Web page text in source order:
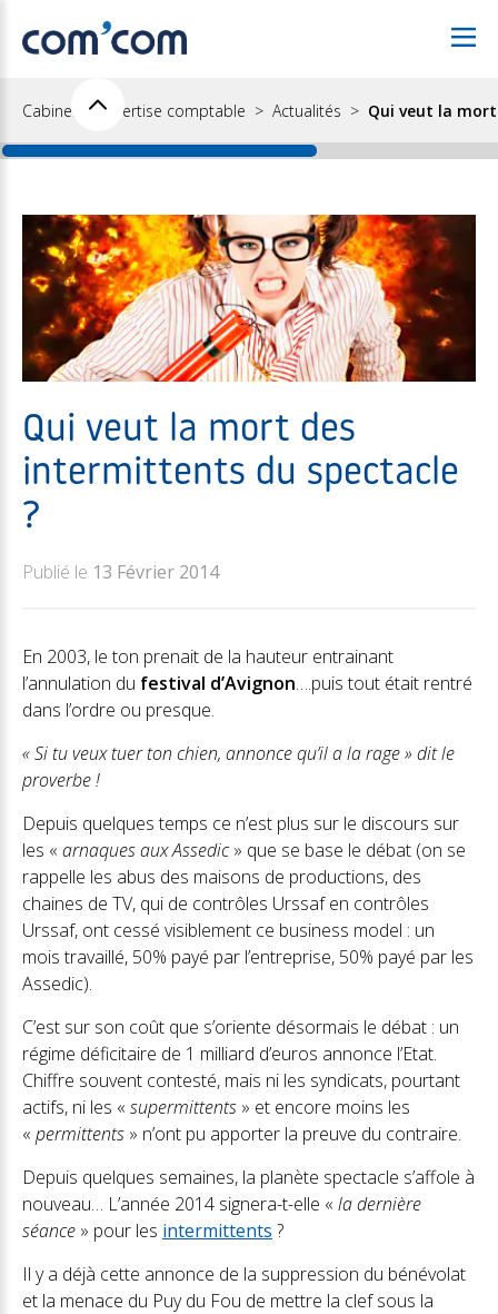
Cabinet d'expertise comptable Actualités Qui veut la
Qui veut la mort des
intermittents du spectacle
?
Publié le 13 Février 2014
En 2003, le ton prenait de la hauteur entrainant
l’annulation du festival d’Avignon….puis tout était rentré
dans l’ordre ou presque.
«Si tu veux tuer ton chien, annonce qu’il a la rage» dit le
proverbe !
Depuis quelques temps ce n’est plus sur le discours sur
les « arnaques aux Assedic» que se base le débat (on se
rappelle les abus des maisons de productions, des
chaines de TV, qui de contrôles Urssaf en contrôles
Urssaf, ont cessé visiblement ce business model : un
mois travaillé, 50% payé par l’entreprise, 50% payé par les
Assedic).
C’est sur son coût que s’oriente désormais le débat : un
régime déficitaire de 1 milliard d’euros annonce l’Etat.
Chiffre souvent contesté, mais ni les syndicats, pourtant
actifs, ni les « supermittents » et encore moins les
« permittents » n’ont pu apporter la preuve du contraire.
Depuis quelques semaines, la planète spectacle s’affole à
nouveau… L’année 2014 signera-t-elle « la dernière
séance » pour les intermittents ?
Il y a déjà cette annonce de la suppression du bénévolat
et la menace du Puy du Fou de mettre la clef sous la